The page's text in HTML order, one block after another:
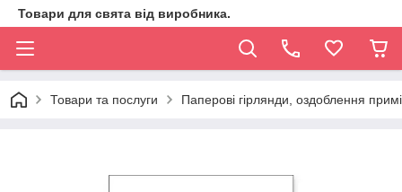
Товари для свята від виробника.
Товари та послуги Паперові гірлянди, оздоблення